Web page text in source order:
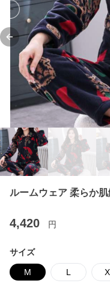
Previous slide
ルームウェア 柔らか
4,420 円
サイズ
M L